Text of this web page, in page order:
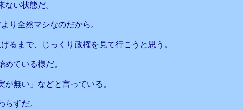
い状態だ。
り全然マシなのだから。
るまで、じっくり政権を見て行こうと思う。
ている様だ。
無い」などと言っている。
ずだ。